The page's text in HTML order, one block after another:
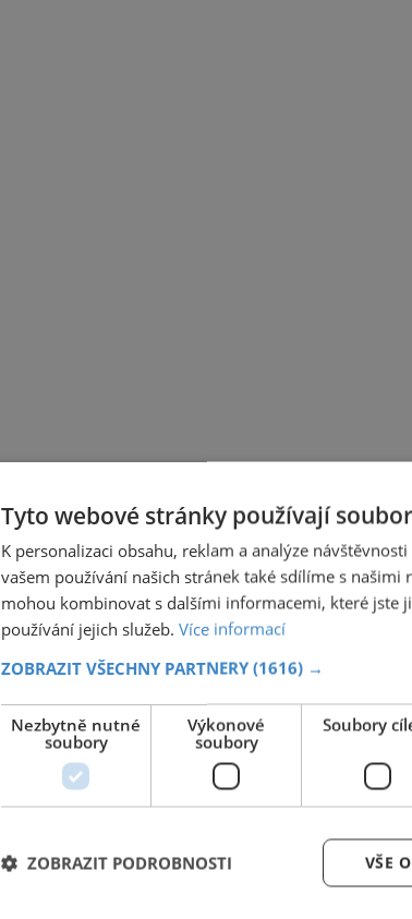
Tyto webové stránky používají
K personalizaci obsahu, reklam a analýze
vašem používání našich stránek také sdílíme s
mohou kombinovat s dalšími informacemi, které jste
používání jejich služeb. Více informací
ZOBRAZIT VŠECHNY PARTNERY (1616) →
Nezbytně nutné
soubory
Výkonové
soubory
Soubory
VŠE
ZOBRAZIT PODROBNOSTI